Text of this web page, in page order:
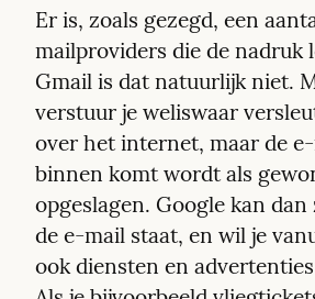
Er is, zoals gezegd, een
mailproviders die de nadruk
Gmail is dat natuurlijk niet.
verstuur je weliswaar
over het internet, maar de
binnen komt wordt als
opgeslagen. Google kan
de e-mail staat, en wil je
ook diensten en